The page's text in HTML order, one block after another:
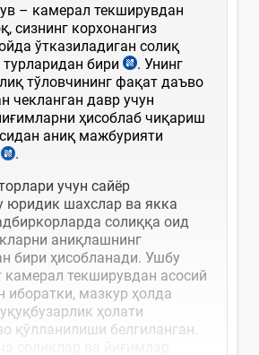
– камерал текширувдан
сизнинг корхонангиз
ўтказиладиган солиқ
турларидан бири
. Унинг
тўловчининг фақат даъво
чекланган давр учун
ҳисоблаб чиқариш
аниқ мажбурияти
.
учун сайёр
юридик шахслар ва якка
солиққа оид
аниқлашнинг
бири ҳисобланади. Ушбу
камерал текширувдан асосий
иборатки, мазкур ҳолда
ҳолати
қўлланилиши белгиланган.